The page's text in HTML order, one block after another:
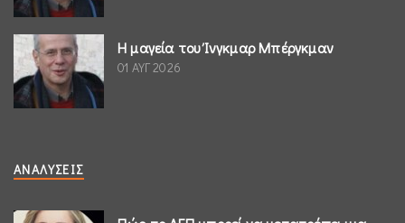
Η μαγεία του Ίνγκμαρ Μπέργκμαν
01 ΑΥΓ 2026
ΑΝΑΛΎΣΕΙΣ